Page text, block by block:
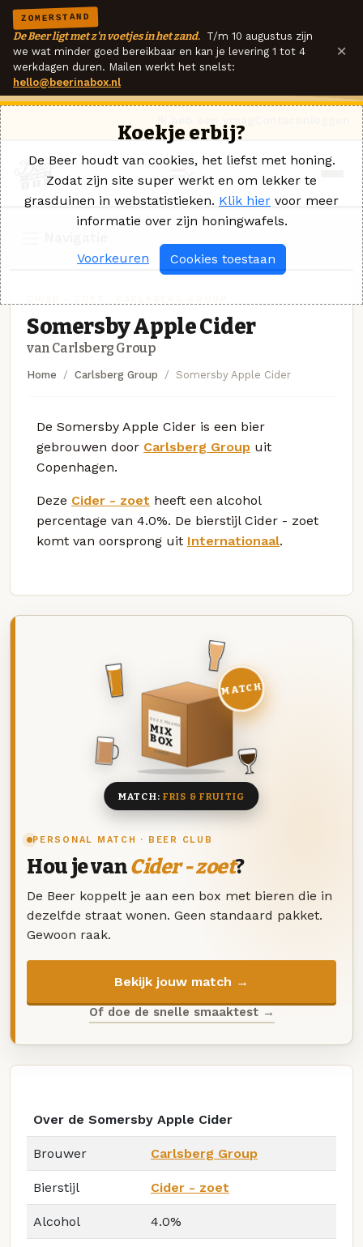
ZOMERSTAND
De Beer ligt met z'n voetjes in het zand. T/m 10 augustus zijn
we wat minder goed bereikbaar en kan je levering 1 tot 4
werkdagen duren. Mailen werkt het snelst:
hello@beerinabox.nl
×
Somersby Apple Cider
van Carlsberg Group
Home Carlsberg Group Somersby Apple Cider
De Somersby Apple Cider is een bier
gebrouwen door Carlsberg Group uit
Copenhagen.
Deze Cider - zoet heeft een alcohol
percentage van 4.0%. De bierstijl Cider - zoet
komt van oorsprong uit Internationaal.
PERSONAL MATCH · BEER CLUB
Hou je vanCider - zoet?
De Beer koppelt je aan een box met bieren die in
dezelfde straat wonen. Geen standaard pakket.
Gewoon raak.
Bekijk jouw match →
Of doe de snelle smaaktest →
DEZE MAAND
MIX
BOX
8 BIEREN
MATCH
MATCH: FRIS & FRUITIG
Over de Somersby Apple Cider
Brouwer Carlsberg Group
Bierstijl Cider - zoet
Alcohol 4.0%
Koekje erbij?
De Beer houdt van cookies, het liefst met honing.
Zodat zijn site super werkt en om lekker te
grasduinen in webstatistieken. Klik hier voor meer
informatie over zijn honingwafels.
Voorkeuren Cookies toestaan